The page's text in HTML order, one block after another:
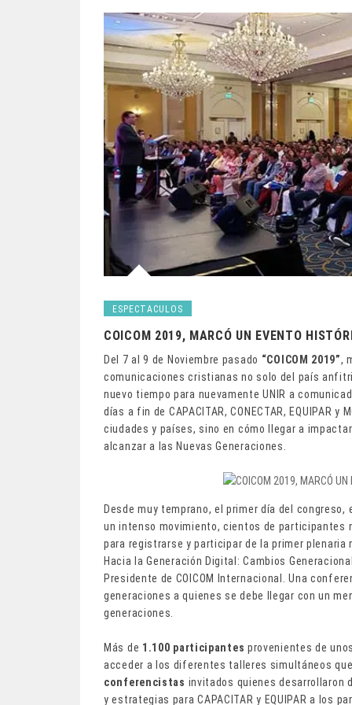
ESPECTACULOS
COICOM 2019, MARCÓ UN EVENTO
Del 7 al 9 de Noviembre pasado “COICOM 2019”,
comunicaciones cristianas no solo del país
nuevo tiempo para nuevamente UNIR a
días a fin de CAPACITAR, CONECTAR, EQUIPAR
ciudades y países, sino en cómo llegar a
alcanzar a las Nuevas Generaciones.
Desde muy temprano, el primer día del
un intenso movimiento, cientos de participantes
para registrarse y participar de la primer
Hacia la Generación Digital: Cambios
Presidente de COICOM Internacional. Una
generaciones a quienes se debe llegar con un
generaciones.
Más de 1.100 participantes provenientes de unos
acceder a los diferentes talleres simultáneos
conferencistas invitados quienes
y estrategias para CAPACITAR y EQUIPAR a los